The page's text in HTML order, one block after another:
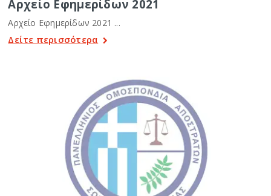
Αρχείο Εφημερίδων 2021
Αρχείο Εφημερίδων 2021 ...
Δείτε περισσότερα